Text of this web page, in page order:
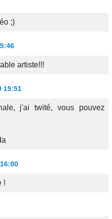
;)
artiste!!!
15:51
j'ai twité, vous pouvez
!